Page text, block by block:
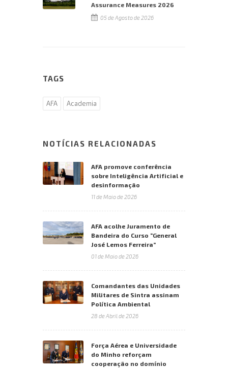
Assurance Measures 2026
05 de Agosto de 2026
TAGS
AFA Academia
NOTÍCIAS RELACIONADAS
AFA promove conferência
sobre Inteligência Artificial e
desinformação
11 de Maio de 2026
AFA acolhe Juramento de
Bandeira do Curso “General
José Lemos Ferreira”
01 de Maio de 2026
Comandantes das Unidades
Militares de Sintra assinam
Política Ambiental
28 de Abril de 2026
Força Aérea e Universidade
do Minho reforçam
cooperação no domínio